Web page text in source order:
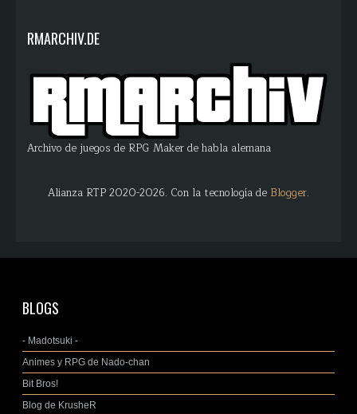
RMARCHIV.DE
Archivo de juegos de RPG Maker de habla alemana
Alianza RTP 2020-2026. Con la tecnología de Blogger.
BLOGS
- Madotsuki -
Animes y RPG de Nado-chan
Bit Bros!
Blog de KrusheR